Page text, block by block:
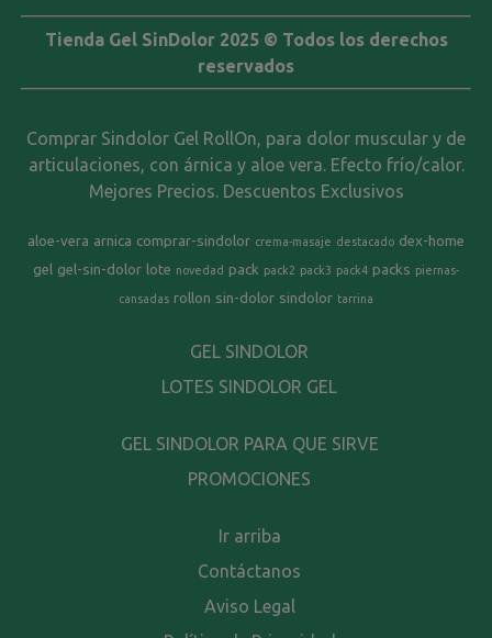
Tienda Gel SinDolor 2025 © Todos los derechos
reservados
Comprar Sindolor Gel RollOn, para dolor muscular y de
articulaciones, con árnica y aloe vera. Efecto frío/calor.
Mejores Precios. Descuentos Exclusivos
aloe-vera arnica comprar-sindolor crema-masaje destacado dex-home
gel gel-sin-dolor lote novedad pack pack2 pack3 pack4 packs piernas-
cansadas rollon sin-dolor sindolor tarrina
GEL SINDOLOR
LOTES SINDOLOR GEL
GEL SINDOLOR PARA QUE SIRVE
PROMOCIONES
Ir arriba
Contáctanos
Aviso Legal